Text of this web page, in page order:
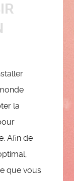
la
Afin de
que vous